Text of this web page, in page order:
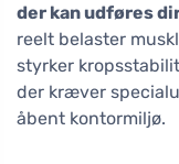
der kan udføres
reelt belaster
styrker
der kræver
åbent kontormiljø.